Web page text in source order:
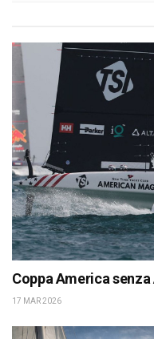
Coppa America
17 MAR 2026